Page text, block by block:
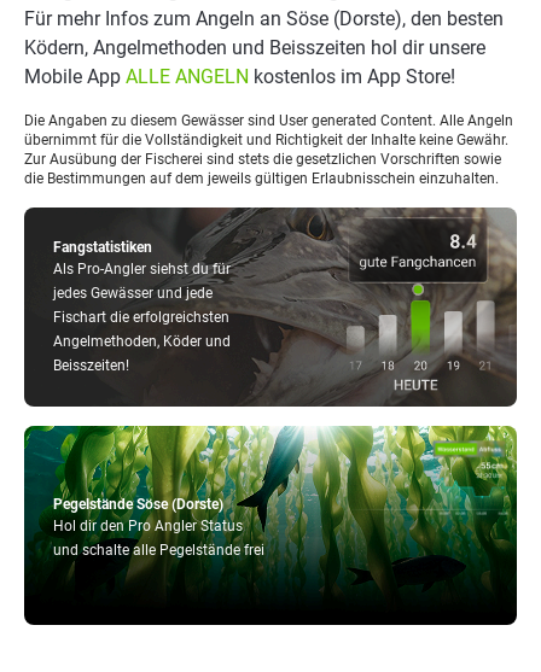
Pegelstände Söse (Dorste)
Hol dir den Pro Angler Status
und schalte alle Pegelstände frei
Fangstatistiken
Als Pro-Angler siehst du für
jedes Gewässer und jede
Fischart die erfolgreichsten
Angelmethoden, Köder und
Beisszeiten!
Für mehr Infos zum Angeln an Söse (Dorste), den besten
Ködern, Angelmethoden und Beisszeiten hol dir unsere
Mobile App ALLE ANGELN kostenlos im App Store!
Die Angaben zu diesem Gewässer sind User generated Content. Alle Angeln
übernimmt für die Vollständigkeit und Richtigkeit der Inhalte keine Gewähr.
Zur Ausübung der Fischerei sind stets die gesetzlichen Vorschriften sowie
die Bestimmungen auf dem jeweils gültigen Erlaubnisschein einzuhalten.